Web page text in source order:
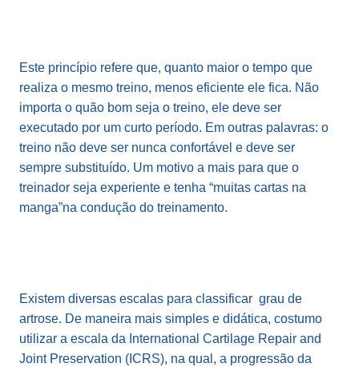
Este princípio refere que, quanto maior o tempo que
realiza o mesmo treino, menos eficiente ele fica. Não
importa o quão bom seja o treino, ele deve ser
executado por um curto período. Em outras palavras: o
treino não deve ser nunca confortável e deve ser
sempre substituído. Um motivo a mais para que o
treinador seja experiente e tenha “muitas cartas na
manga”na condução do treinamento.
Existem diversas escalas para classificar grau de
artrose. De maneira mais simples e didática, costumo
utilizar a escala da International Cartilage Repair and
Joint Preservation (ICRS), na qual, a progressão da